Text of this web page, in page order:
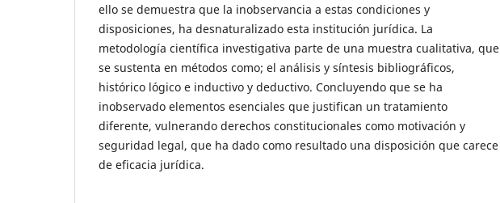
ello se demuestra que la inobservancia a estas condiciones y
disposiciones, ha desnaturalizado esta institución jurídica. La
metodología científica investigativa parte de una muestra cualitativa, que
se sustenta en métodos como; el análisis y síntesis bibliográficos,
histórico lógico e inductivo y deductivo. Concluyendo que se ha
inobservado elementos esenciales que justifican un tratamiento
diferente, vulnerando derechos constitucionales como motivación y
seguridad legal, que ha dado como resultado una disposición que carece
de eficacia jurídica.